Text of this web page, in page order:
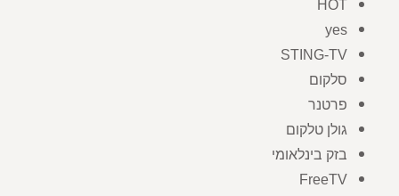
HOT
yes
STING-TV
סלקום
פרטנר
גולן טלקום
בזק בינלאומי
FreeTV